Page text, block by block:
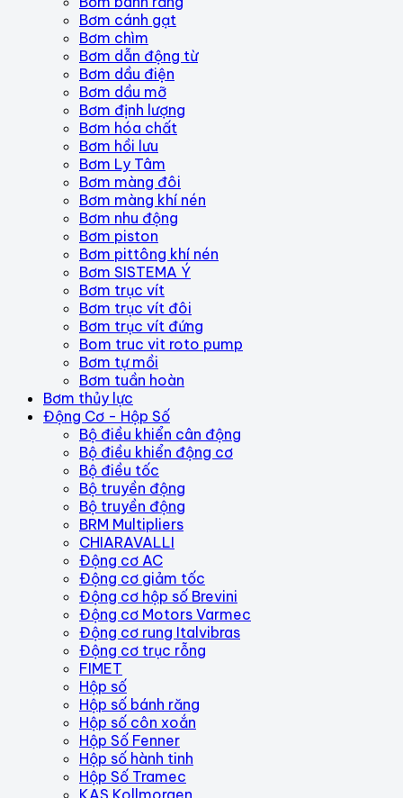
Bơm cánh gạt
Bơm chìm
Bơm dẫn động từ
Bơm dầu điện
Bơm dầu mỡ
Bơm định lượng
Bơm hóa chất
Bơm hồi lưu
Bơm Ly Tâm
Bơm màng đôi
Bơm màng khí nén
Bơm nhu động
Bơm piston
Bơm pittông khí nén
Bơm SISTEMA Ý
Bơm trục vít
Bơm trục vít đôi
Bơm trục vít đứng
Bom truc vit roto pump
Bơm tự mồi
Bơm tuần hoàn
Bơm thủy lực
Động Cơ - Hộp Số
Bộ điều khiển cân động
Bộ điều khiển động cơ
Bộ điều tốc
Bộ truyền động
Bộ truyền động
BRM Multipliers
CHIARAVALLI
Động cơ AC
Động cơ giảm tốc
Động cơ hộp số Brevini
Động cơ Motors Varmec
Động cơ rung Italvibras
Động cơ trục rỗng
FIMET
Hộp số
Hộp số bánh răng
Hộp số côn xoắn
Hộp Số Fenner
Hộp số hành tinh
Hộp Số Tramec
KAS Kollmorgen